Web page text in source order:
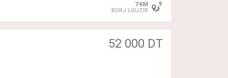
7 KM
BORJ LOUZIR
52 000 DT